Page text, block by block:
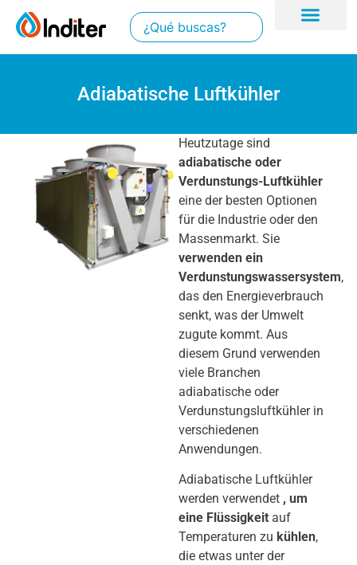
Adiabatische Luftkühler
Heutzutage sind
adiabatische oder
Verdunstungs-Luftkühler
eine der besten Optionen
für die Industrie oder den
Massenmarkt. Sie
verwenden ein
Verdunstungswassersystem,
das den Energieverbrauch
senkt, was der Umwelt
zugute kommt. Aus
diesem Grund verwenden
viele Branchen
adiabatische oder
Verdunstungsluftkühler in
verschiedenen
Anwendungen.
Adiabatische Luftkühler
werden verwendet , um
eine Flüssigkeit auf
Temperaturen zu kühlen,
die etwas unter der